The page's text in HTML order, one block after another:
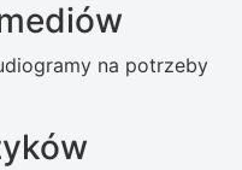
na potrzeby